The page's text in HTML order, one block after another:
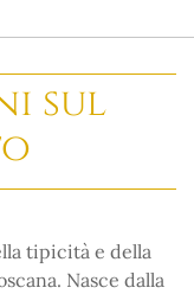
sul
tipicità e della
Nasce dalla